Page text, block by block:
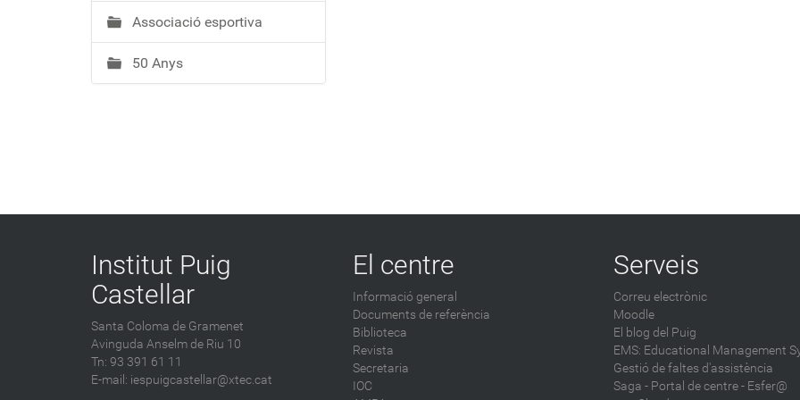
Associació esportiva
50 Anys
Institut Puig
Castellar
Santa Coloma de Gramenet
Avinguda Anselm de Riu 10
Tn: 93 391 61 11
E-mail: iespuigcastellar@xtec.cat
El centre
Informació general
Documents de referència
Biblioteca
Revista
Secretaria
IOC
Serveis
Correu electrònic
Moodle
El blog del Puig
EMS: Educational Management
Gestió de faltes d'assistència
Saga - Portal de centre - Esfer@